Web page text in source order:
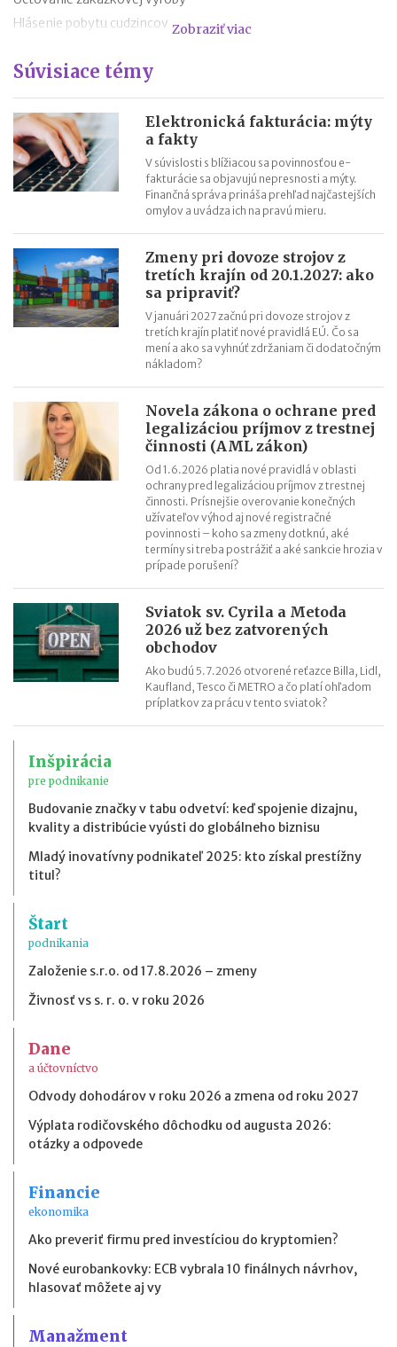
Hlásenie pobytu cudzincov
Cestovné náhrady pri elektromobiloch
Odpisovanie elektromobilov a elektrobicyklov
Kontroly v oblasti registratúry
Registratúrny plán a registratúrny poriadok
Zobraziť viac
Súvisiace témy
Elektronická fakturácia: mýty
a fakty
V súvislosti s blížiacou sa povinnosťou e-
fakturácie sa objavujú nepresnosti a mýty.
Finančná správa prináša prehľad najčastejších
omylov a uvádza ich na pravú mieru.
Zmeny pri dovoze strojov z
tretích krajín od 20.1.2027: ako
sa pripraviť?
V januári 2027 začnú pri dovoze strojov z
tretích krajín platiť nové pravidlá EÚ. Čo sa
mení a ako sa vyhnúť zdržaniam či dodatočným
nákladom?
Novela zákona o ochrane pred
legalizáciou príjmov z trestnej
činnosti (AML zákon)
Od 1.6.2026 platia nové pravidlá v oblasti
ochrany pred legalizáciou príjmov z trestnej
činnosti. Prísnejšie overovanie konečných
užívateľov výhod aj nové registračné
povinnosti – koho sa zmeny dotknú, aké
termíny si treba postrážiť a aké sankcie hrozia v
prípade porušení?
Sviatok sv. Cyrila a Metoda
2026 už bez zatvorených
obchodov
Ako budú 5.7.2026 otvorené reťazce Billa, Lidl,
Kaufland, Tesco či METRO a čo platí ohľadom
príplatkov za prácu v tento sviatok?
Inšpirácia
pre podnikanie
Budovanie značky v tabu odvetví: keď spojenie dizajnu,
kvality a distribúcie vyústi do globálneho biznisu
Mladý inovatívny podnikateľ 2025: kto získal prestížny
titul?
Štart
podnikania
Založenie s.r.o. od 17.8.2026 – zmeny
Živnosť vs s. r. o. v roku 2026
Dane
a účtovníctvo
Odvody dohodárov v roku 2026 a zmena od roku 2027
Výplata rodičovského dôchodku od augusta 2026:
otázky a odpovede
Financie
ekonomika
Ako preveriť firmu pred investíciou do kryptomien?
Nové eurobankovky: ECB vybrala 10 finálnych návrhov,
hlasovať môžete aj vy
Manažment